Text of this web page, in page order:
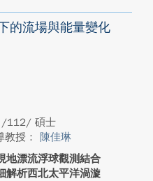
的流場與能量變化
/112/ 碩士
教授： 陳佳琳
地漂流浮球觀測結合
解析西北太平洋渦漩